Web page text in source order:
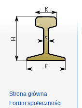
Strona główna
Forum społeczności